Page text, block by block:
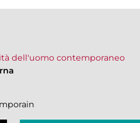
dell'uomo contemporaneo